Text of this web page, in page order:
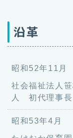
沿革
昭和52年11月
社会福祉法人
人 初代理事長
昭和53年4月